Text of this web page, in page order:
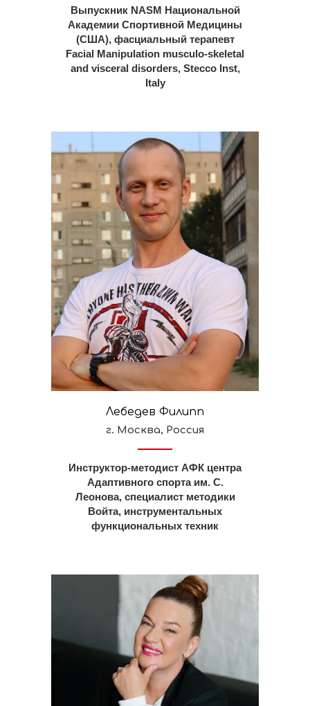
Выпускник NASM Национальной
Академии Спортивной Медицины
(США), фасциальный терапевт
Facial Manipulation musculo-skeletal
and visceral disorders, Stecco Inst,
Italy
Лебедев Филипп
г. Москва, Россия
Инструктор-методист АФК центра
Адаптивного спорта им. С.
Леонова, специалист методики
Войта, инструментальных
функциональных техник